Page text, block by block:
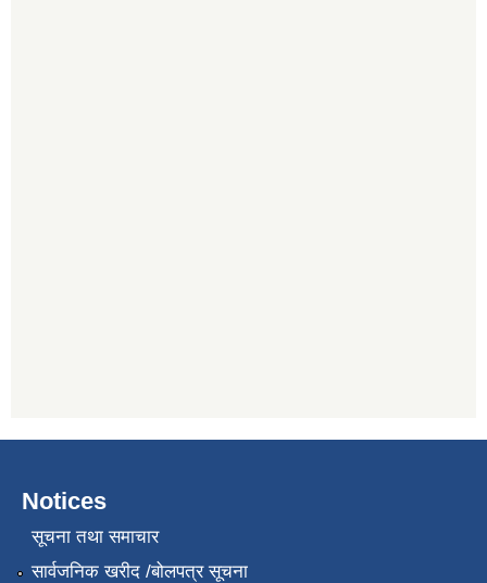
Notices
सूचना तथा समाचार
सार्वजनिक खरीद /बोलपत्र सूचना